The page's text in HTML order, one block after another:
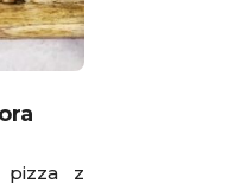
pizza z